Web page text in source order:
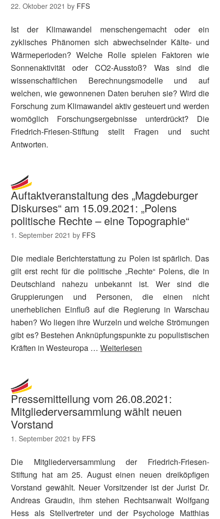
22. Oktober 2021 by FFS
Ist der Klimawandel menschengemacht oder ein
zyklisches Phänomen sich abwechselnder Kälte- und
Wärmeperioden? Welche Rolle spielen Faktoren wie
Sonnenaktivität oder CO2-Ausstoß? Was sind die
wissenschaftlichen Berechnungsmodelle und auf
welchen, wie gewonnenen Daten beruhen sie? Wird die
Forschung zum Klimawandel aktiv gesteuert und werden
womöglich Forschungsergebnisse unterdrückt? Die
Friedrich-Friesen-Stiftung stellt Fragen und sucht
Antworten.
Auftaktveranstaltung des „Magdeburger
Diskurses“ am 15.09.2021: „Polens
politische Rechte – eine Topographie“
1. September 2021 by FFS
Die mediale Berichterstattung zu Polen ist spärlich. Das
gilt erst recht für die politische „Rechte“ Polens, die in
Deutschland nahezu unbekannt ist. Wer sind die
Gruppierungen und Personen, die einen nicht
unerheblichen Einfluß auf die Regierung in Warschau
haben? Wo liegen ihre Wurzeln und welche Strömungen
gibt es? Bestehen Anknüpfungspunkte zu populistischen
Kräften in Westeuropa …Weiterlesen
Pressemitteilung vom 26.08.2021:
Mitgliederversammlung wählt neuen
Vorstand
1. September 2021 by FFS
Die Mitgliederversammlung der Friedrich-Friesen-
Stiftung hat am 25. August einen neuen dreiköpfigen
Vorstand gewählt. Neuer Vorsitzender ist der Jurist Dr.
Andreas Graudin, ihm stehen Rechtsanwalt Wolfgang
Hess als Stellvertreter und der Psychologe Matthias